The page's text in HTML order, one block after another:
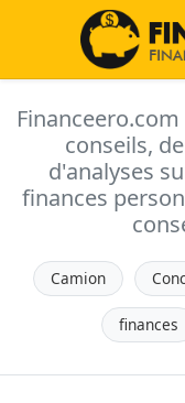
conseils,
d'analyses
finances
Camion
finances